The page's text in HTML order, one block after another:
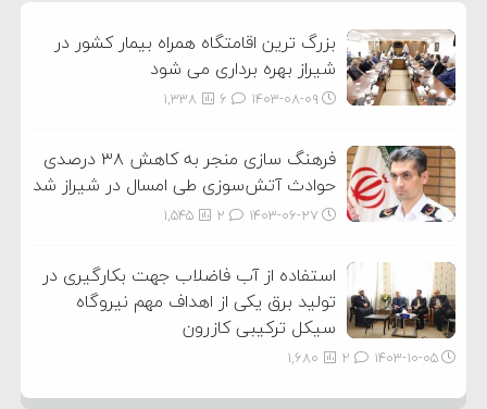
بزرگ ترین اقامتگاه همراه بیمار کشور در
شیراز بهره برداری می شود
۱۴۰۳-۰۸-۰۹ 1,338
فرهنگ سازی منجر به کاهش ۳۸ درصدی
حوادث آتش‌سوزی طی امسال در شیراز شد
۱۴۰۳-۰۶-۲۷ 1,545
استفاده از آب فاضلاب جهت بکارگیری در
تولید برق یکی از اهداف مهم نیروگاه
سیکل ترکیبی کازرون
۱۴۰۳-۱۰-۰۵ 1,680